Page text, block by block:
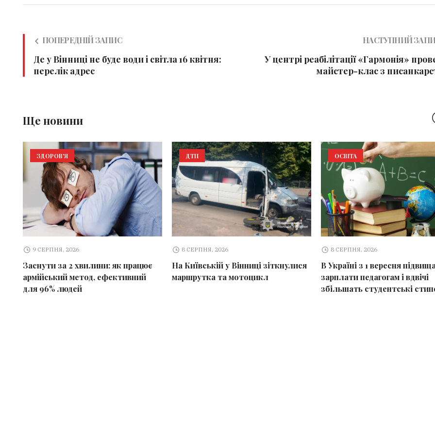
ПОПЕРЕДНІЙ ЗАПИС
Де у Вінниці не буде води і світла 16 квітня:
перелік адрес
НАСТУПНИЙ
У центрі реабілітації «Гармонія»
майстер-клас з
Ще новини
ЗДОРОВ'Я
9 СЕРПНЯ, 2026
Заснути за 2 хвилини: як працює
армійський метод, ефективний
для 96% людей
ДТП
8 СЕРПНЯ, 2026
На Київській у Вінниці зіткнулися
маршрутка та мотоцикл
ОСВІТА
8 СЕРПНЯ, 2026
В Україні з 1 вересня
зарплати педагогам і вдвічі
збільшать студентські